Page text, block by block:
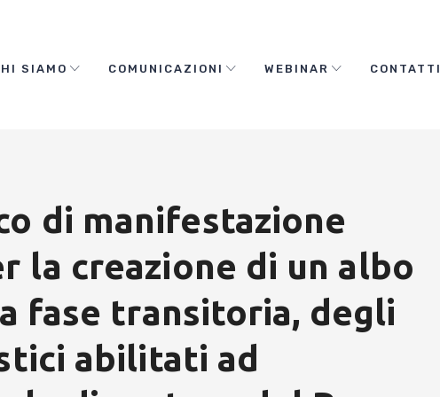
SIAMO COMUNICAZIONI WEBINAR CONTATTI
di manifestazione
la creazione di un albo
fase transitoria, degli
abilitati ad